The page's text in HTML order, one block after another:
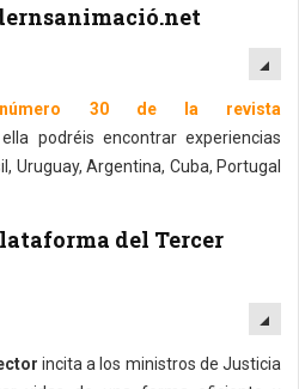
30 de la revista
ella podréis encontrar experiencias
Uruguay, Argentina, Cuba, Portugal
del Tercer
incita a los ministros de Justicia